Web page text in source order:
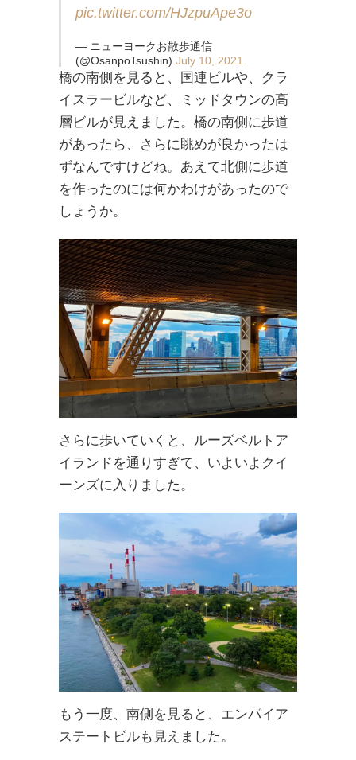
pic.twitter.com/HJzpuApe3o
— ニューヨークお散歩通信
(@OsanpoTsushin) July 10, 2021
橋の南側を見ると、国連ビルや、クラ
イスラービルなど、ミッドタウンの高
層ビルが見えました。橋の南側に歩道
があったら、さらに眺めが良かったは
ずなんですけどね。あえて北側に歩道
を作ったのには何かわけがあったので
しょうか。
さらに歩いていくと、ルーズベルトア
イランドを通りすぎて、いよいよクイ
ーンズに入りました。
もう一度、南側を見ると、エンパイア
ステートビルも見えました。